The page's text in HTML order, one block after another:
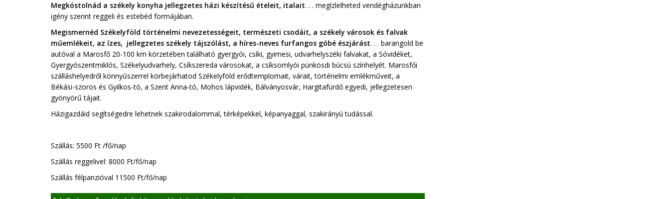
Megkóstolnád a székely konyha jellegzetes házi készítésű ételeit, italait. . . megízlelheted vendégházunkban
igény szerint reggeli és estebéd formájában.
Megismernéd Székelyföld történelmi nevezetességeit, természeti csodáit, a székely városok és falvak
műemlékeit, az ízes, jellegzetes székely tájszólást, a híres-neves furfangos góbé észjárást. . . barangold be
autóval a Marosfő 20-100 km körzetében található gyergyói, csíki, gyimesi, udvarhelyszéki falvakat, a Sóvidéket,
Gyergyószentmiklós, Székelyudvarhely, Csíkszereda városokat, a csíksomlyói pünkösdi búcsú színhelyét. Marosfői
szálláshelyedről könnyűszerrel körbejárhatod Székelyföld erődtemplomait, várait, történelmi emlékműveit, a
Békási-szoros és Gyilkos-tó, a Szent Anna-tó, Mohos lápvidék, Bálványosvár, Hargitafürdő egyedi, jellegzetesen
gyönyörű tájait.
Házigazdáid segítségedre lehetnek szakirodalommal, térképekkel, képanyaggal, szakirányú tudással.
Szállás: 5500 Ft /fő/nap
Szállás reggelivel: 8000 Ft/fő/nap
Szállás félpanzióval 11500 Ft/fő/nap